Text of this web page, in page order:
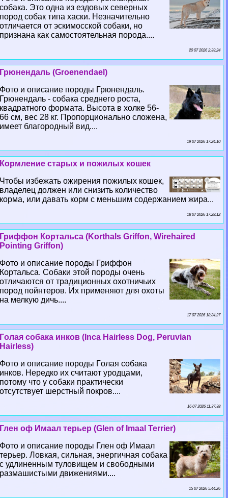
собака. Это одна из ездовых северных
пород собак типа хаски. Незначительно
отличается от эскимосской собаки, но
признана как самостоятельная порода....
20 07 2026 2:33:24
Грюнендаль (Groenendael)
Фото и описание породы Грюнендаль.
Грюнендаль - собака среднего роста,
квадратного формата. Высота в холке 56-
66 см, вес 28 кг. Пропорционально сложена,
имеет благородный вид....
19 07 2026 17:24:10
Кормление старых и пожилых кошек
Чтобы избежать ожирения пожилых кошек,
владелец должен или снизить количество
корма, или давать корм с меньшим содержанием жира...
18 07 2026 17:28:12
Гриффон Кортальса (Korthals Griffon, Wirehaired
Pointing Griffon)
Фото и описание породы Гриффон
Кортальса. Собаки этой породы очень
отличаются от традиционных охотничьих
пород пойнтеров. Их применяют для охоты
на мелкую дичь....
17 07 2026 18:34:27
Гoлая собака инков (Inca Hairless Dog, Peruvian
Hairless)
Фото и описание породы Гoлая собака
инков. Нередко их считают уpoдцами,
потому что у собаки пpaктически
отсутствует шерстный покров....
16 07 2026 11:37:38
Глен оф Имаал терьер (Glen of Imaal Terrier)
Фото и описание породы Глен оф Имаал
терьер. Ловкая, сильная, энергичная собака
с удлиненным туловищем и свободными
размашистыми движениями....
15 07 2026 5:44:26